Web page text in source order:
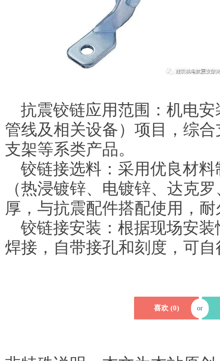
抗震铰链应用范围：机电
管线及相关设备）项目，综
支架等系类产品。
铰链接选料：采用优良材
（热浸镀锌、电镀锌、达克
厚，与抗震配件搭配使用，
铰链接安装：根据现场安
焊接，自带接孔和刻度，可
喜欢 (0) or